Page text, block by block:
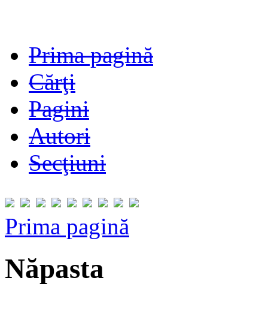
Prima pagină
Cărţi
Pagini
Autori
Secţiuni
Prima pagină
Năpasta